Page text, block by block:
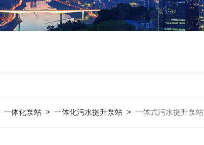
一体化泵站> 一体化污水提升泵站> 一体式污水提升泵站